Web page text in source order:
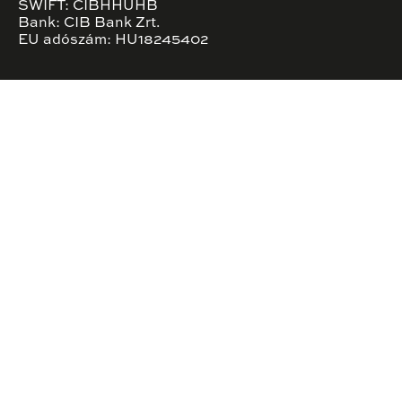
SWIFT: CIBHHUHB
Bank: CIB Bank Zrt.
EU adószám: HU18245402